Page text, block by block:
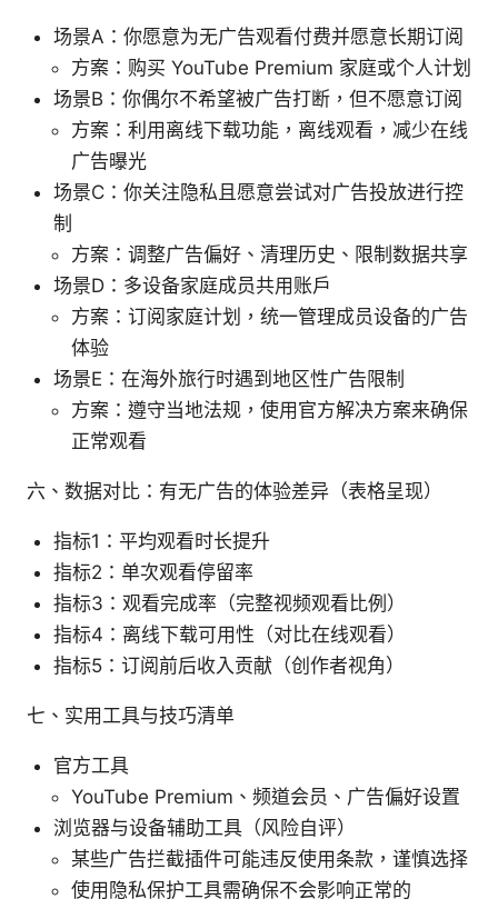
场景A：你愿意为无广告观看付费并愿意长期订阅
方案：购买 YouTube Premium 家庭或个人计划
场景B：你偶尔不希望被广告打断，但不愿意订阅
方案：利用离线下载功能，离线观看，减少在线
广告曝光
场景C：你关注隐私且愿意尝试对广告投放进行控
制
方案：调整广告偏好、清理历史、限制数据共享
场景D：多设备家庭成员共用账户
方案：订阅家庭计划，统一管理成员设备的广告
体验
场景E：在海外旅行时遇到地区性广告限制
方案：遵守当地法规，使用官方解决方案来确保
正常观看
六、数据对比：有无广告的体验差异（表格呈现）
指标1：平均观看时长提升
指标2：单次观看停留率
指标3：观看完成率（完整视频观看比例）
指标4：离线下载可用性（对比在线观看）
指标5：订阅前后收入贡献（创作者视角）
七、实用工具与技巧清单
官方工具
YouTube Premium、频道会员、广告偏好设置
浏览器与设备辅助工具（风险自评）
某些广告拦截插件可能违反使用条款，谨慎选择
使用隐私保护工具需确保不会影响正常的